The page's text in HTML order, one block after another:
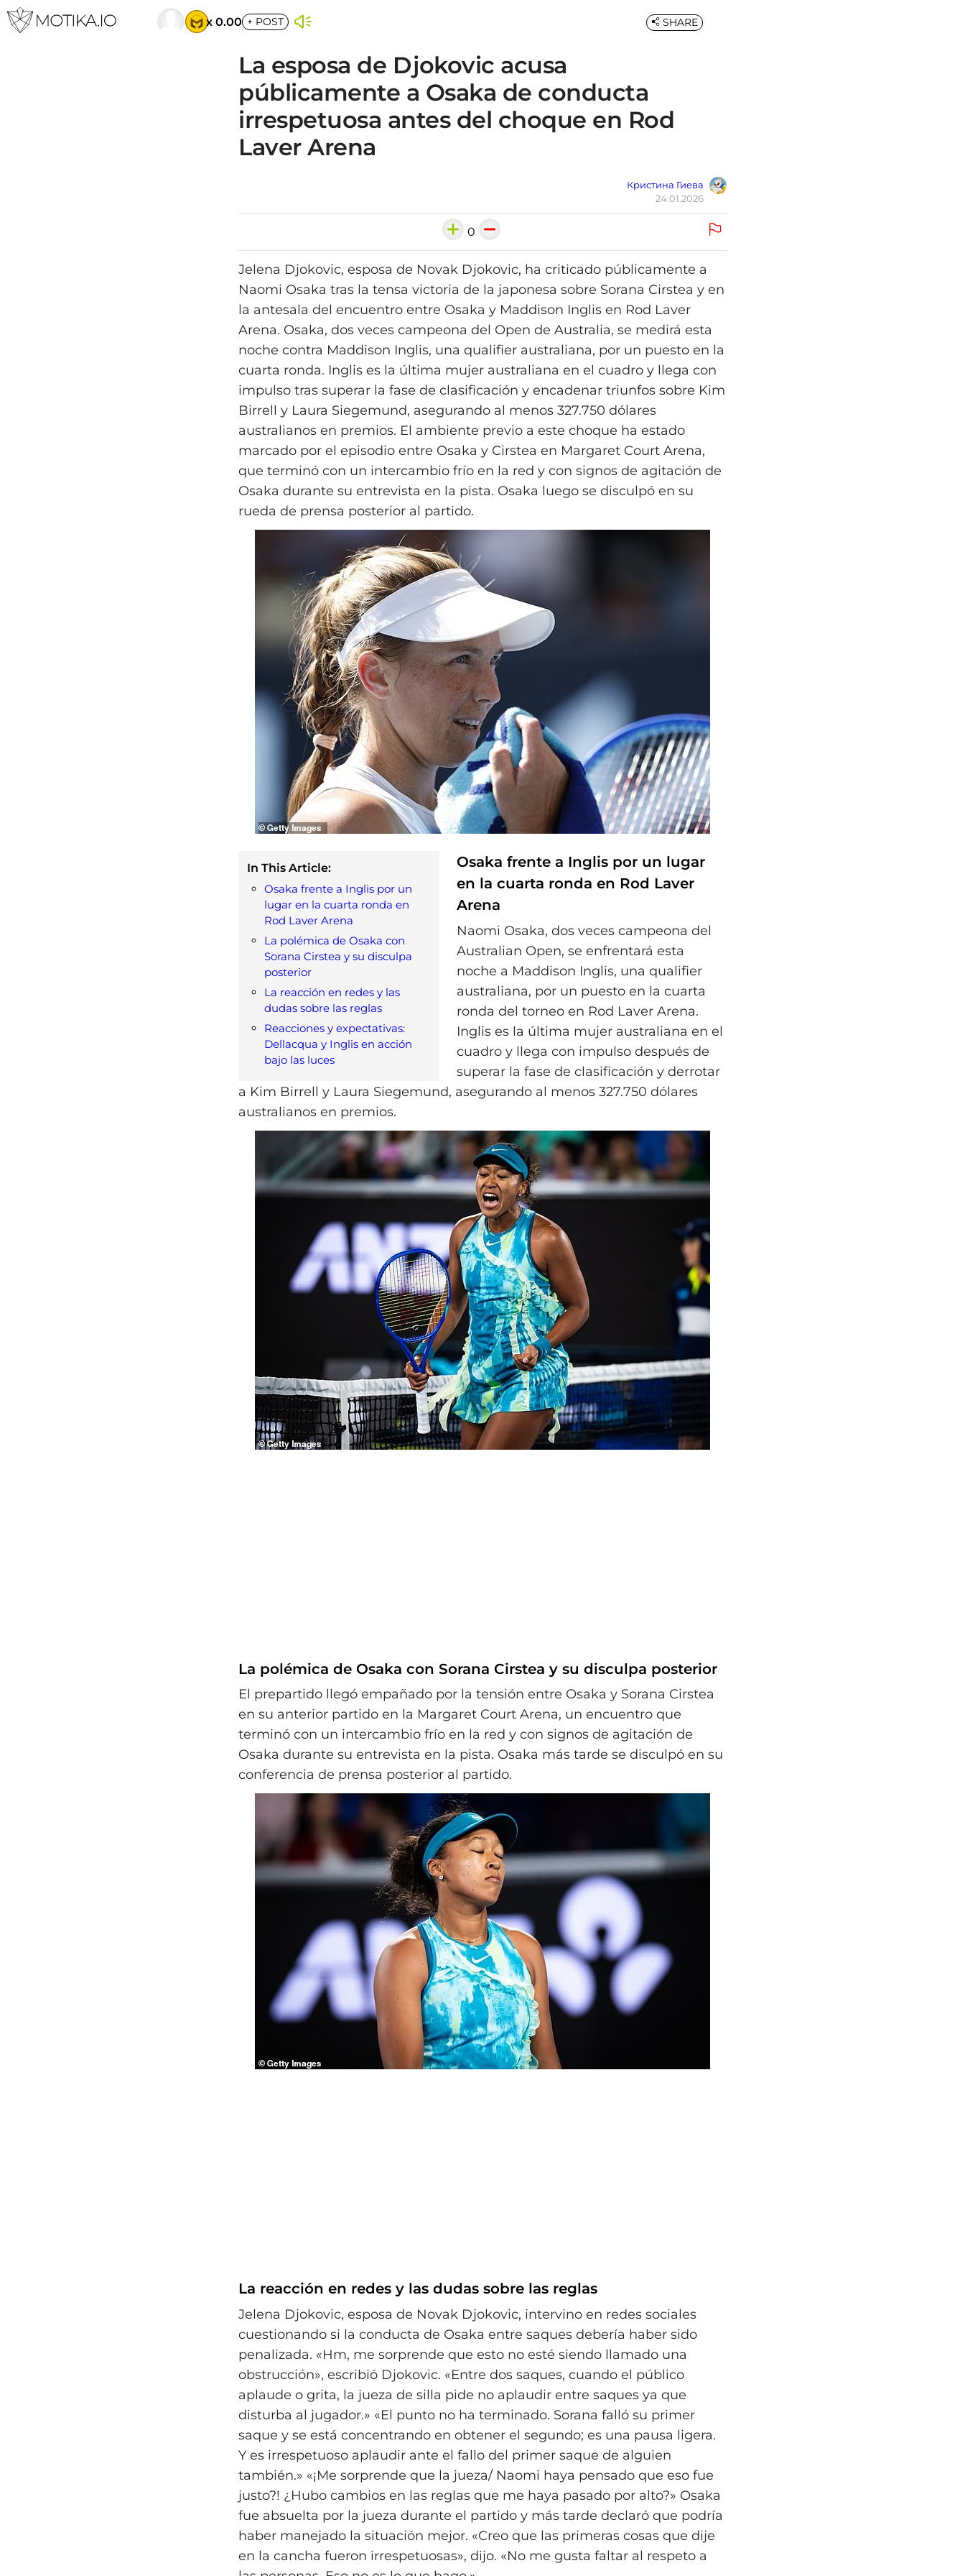
x 0.00 + POST
La esposa de Djokovic acusa
públicamente a Osaka de conducta
irrespetuosa antes del choque en Rod
Laver Arena
Кристина Гиева
24.01.2026
SHARE
0
Jelena Djokovic, esposa de Novak Djokovic, ha criticado públicamente a
Naomi Osaka tras la tensa victoria de la japonesa sobre Sorana Cirstea y en
la antesala del encuentro entre Osaka y Maddison Inglis en Rod Laver
Arena. Osaka, dos veces campeona del Open de Australia, se medirá esta
noche contra Maddison Inglis, una qualifier australiana, por un puesto en la
cuarta ronda. Inglis es la última mujer australiana en el cuadro y llega con
impulso tras superar la fase de clasificación y encadenar triunfos sobre Kim
Birrell y Laura Siegemund, asegurando al menos 327.750 dólares
australianos en premios. El ambiente previo a este choque ha estado
marcado por el episodio entre Osaka y Cirstea en Margaret Court Arena,
que terminó con un intercambio frío en la red y con signos de agitación de
Osaka durante su entrevista en la pista. Osaka luego se disculpó en su
rueda de prensa posterior al partido.
In This Article:
Osaka frente a Inglis por un
lugar en la cuarta ronda en
Rod Laver Arena
La polémica de Osaka con
Sorana Cirstea y su disculpa
posterior
La reacción en redes y las
dudas sobre las reglas
Reacciones y expectativas:
Dellacqua y Inglis en acción
bajo las luces
Osaka frente a Inglis por un lugar
en la cuarta ronda en Rod Laver
Arena
Naomi Osaka, dos veces campeona del
Australian Open, se enfrentará esta
noche a Maddison Inglis, una qualifier
australiana, por un puesto en la cuarta
ronda del torneo en Rod Laver Arena.
Inglis es la última mujer australiana en el
cuadro y llega con impulso después de
superar la fase de clasificación y derrotar
a Kim Birrell y Laura Siegemund, asegurando al menos 327.750 dólares
australianos en premios.
La polémica de Osaka con Sorana Cirstea y su disculpa posterior
El prepartido llegó empañado por la tensión entre Osaka y Sorana Cirstea
en su anterior partido en la Margaret Court Arena, un encuentro que
terminó con un intercambio frío en la red y con signos de agitación de
Osaka durante su entrevista en la pista. Osaka más tarde se disculpó en su
conferencia de prensa posterior al partido.
La reacción en redes y las dudas sobre las reglas
Jelena Djokovic, esposa de Novak Djokovic, intervino en redes sociales
cuestionando si la conducta de Osaka entre saques debería haber sido
penalizada. «Hm, me sorprende que esto no esté siendo llamado una
obstrucción», escribió Djokovic. «Entre dos saques, cuando el público
aplaude o grita, la jueza de silla pide no aplaudir entre saques ya que
disturba al jugador.» «El punto no ha terminado. Sorana falló su primer
saque y se está concentrando en obtener el segundo; es una pausa ligera.
Y es irrespetuoso aplaudir ante el fallo del primer saque de alguien
también.» «¡Me sorprende que la jueza/ Naomi haya pensado que eso fue
justo?! ¿Hubo cambios en las reglas que me haya pasado por alto?» Osaka
fue absuelta por la jueza durante el partido y más tarde declaró que podría
haber manejado la situación mejor. «Creo que las primeras cosas que dije
en la cancha fueron irrespetuosas», dijo. «No me gusta faltar al respeto a